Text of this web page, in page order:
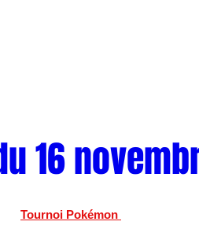
16
Tournoi Pokémon